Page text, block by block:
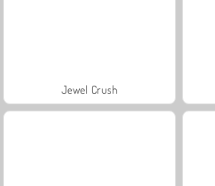
Jewel Crush